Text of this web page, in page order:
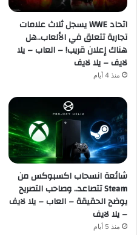
اتحاد WWE يسجل ثلاث علامات
تجارية تتعلق في الألعاب..هل
هناك إعلان قريب! – العاب – يلا
لايف – يلا لايف
منذ 4 أيام
شائعة انسحاب اكسبوكس من
Steam تتصاعد.. وصاحب التصريح
يوضح الحقيقة – العاب – يلا لايف
– يلا لايف
منذ 5 أيام